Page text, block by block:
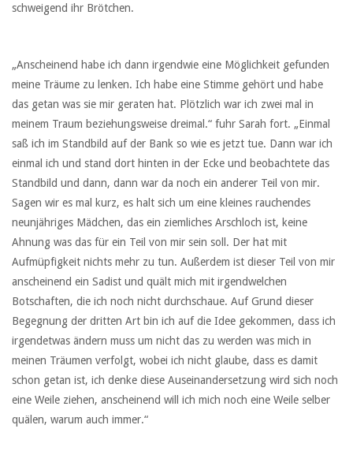
schweigend ihr Brötchen.
„Anscheinend habe ich dann irgendwie eine Möglichkeit gefunden
meine Träume zu lenken. Ich habe eine Stimme gehört und habe
das getan was sie mir geraten hat. Plötzlich war ich zwei mal in
meinem Traum beziehungsweise dreimal.“ fuhr Sarah fort. „Einmal
saß ich im Standbild auf der Bank so wie es jetzt tue. Dann war ich
einmal ich und stand dort hinten in der Ecke und beobachtete das
Standbild und dann, dann war da noch ein anderer Teil von mir.
Sagen wir es mal kurz, es halt sich um eine kleines rauchendes
neunjähriges Mädchen, das ein ziemliches Arschloch ist, keine
Ahnung was das für ein Teil von mir sein soll. Der hat mit
Aufmüpfigkeit nichts mehr zu tun. Außerdem ist dieser Teil von mir
anscheinend ein Sadist und quält mich mit irgendwelchen
Botschaften, die ich noch nicht durchschaue. Auf Grund dieser
Begegnung der dritten Art bin ich auf die Idee gekommen, dass ich
irgendetwas ändern muss um nicht das zu werden was mich in
meinen Träumen verfolgt, wobei ich nicht glaube, dass es damit
schon getan ist, ich denke diese Auseinandersetzung wird sich noch
eine Weile ziehen, anscheinend will ich mich noch eine Weile selber
quälen, warum auch immer.“